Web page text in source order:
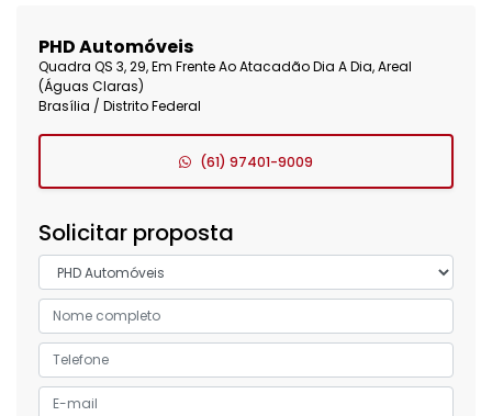
PHD Automóveis
Quadra QS 3, 29, Em Frente Ao Atacadão Dia A Dia, Areal
(Águas Claras)
Brasília / Distrito Federal
(61) 97401-9009
Solicitar proposta